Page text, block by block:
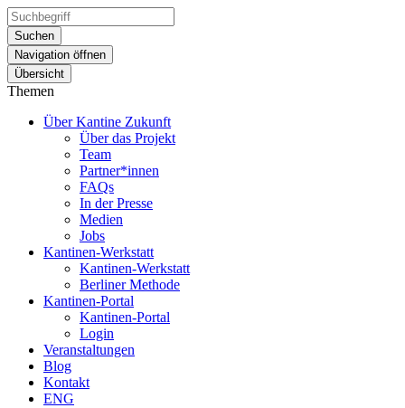
Suchen
Navigation öffnen
Übersicht
Themen
Über Kantine Zukunft
Über das Projekt
Team
Partner*innen
FAQs
In der Presse
Medien
Jobs
Kantinen-Werkstatt
Kantinen-Werkstatt
Berliner Methode
Kantinen-Portal
Kantinen-Portal
Login
Veranstaltungen
Blog
Kontakt
ENG